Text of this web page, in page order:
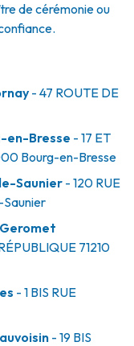
de cérémonie ou
- 47 ROUTE DE
en-Bresse - 17 ET
Bourg-en-Bresse
Saunier - 120 RUE
71210
- 1 BIS RUE
- 19 BIS